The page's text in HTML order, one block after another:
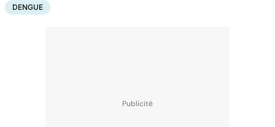
DENGUE